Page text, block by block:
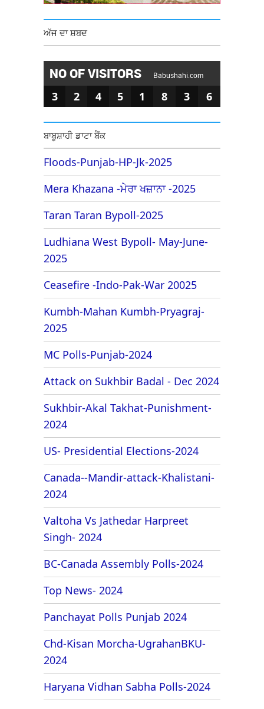
ਅੱਜ ਦਾ ਸ਼ਬਦ
NO OF VISITORS Babushahi.com
3 2 4 5 1 8 3 6
ਬਾਬੂਸ਼ਾਹੀ ਡਾਟਾ ਬੈਂਕ
Floods-Punjab-HP-Jk-2025
Mera Khazana -ਮੇਰਾ ਖਜ਼ਾਨਾ -2025
Taran Taran Bypoll-2025
Ludhiana West Bypoll- May-June-
2025
Ceasefire -Indo-Pak-War 20025
Kumbh-Mahan Kumbh-Pryagraj-
2025
MC Polls-Punjab-2024
Attack on Sukhbir Badal - Dec 2024
Sukhbir-Akal Takhat-Punishment-
2024
US- Presidential Elections-2024
Canada--Mandir-attack-Khalistani-
2024
Valtoha Vs Jathedar Harpreet
Singh- 2024
BC-Canada Assembly Polls-2024
Top News- 2024
Panchayat Polls Punjab 2024
Chd-Kisan Morcha-UgrahanBKU-
2024
Haryana Vidhan Sabha Polls-2024